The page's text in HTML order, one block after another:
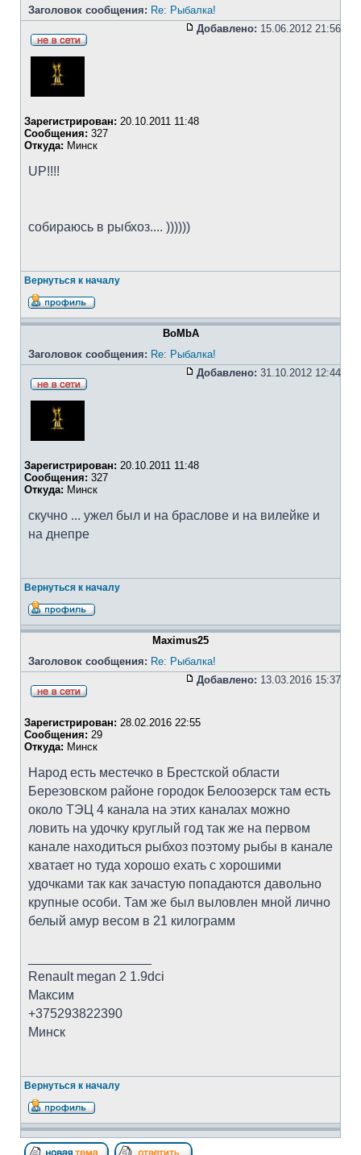
Заголовок сообщения: Re: Рыбалка!
Добавлено: 15.06.2012 21:56
Зарегистрирован: 20.10.2011 11:48
Сообщения: 327
Откуда: Минск
UP!!!!
собираюсь в рыбхоз.... ))))))
Вернуться к началу
BoMbA
Заголовок сообщения: Re: Рыбалка!
Добавлено: 31.10.2012 12:44
Зарегистрирован: 20.10.2011 11:48
Сообщения: 327
Откуда: Минск
скучно ... ужел был и на браслове и на вилейке и
на днепре
Вернуться к началу
Maximus25
Заголовок сообщения: Re: Рыбалка!
Добавлено: 13.03.2016 15:37
Зарегистрирован: 28.02.2016 22:55
Сообщения: 29
Откуда: Минск
Народ есть местечко в Брестской области
Березовском районе городок Белоозерск там есть
около ТЭЦ 4 канала на этих каналах можно
ловить на удочку круглый год так же на первом
канале находиться рыбхоз поэтому рыбы в канале
хватает но туда хорошо ехать с хорошими
удочками так как зачастую попадаются давольно
крупные особи. Там же был выловлен мной лично
белый амур весом в 21 килограмм
Renault megan 2 1.9dci
Максим
+375293822390
Минск
Вернуться к началу